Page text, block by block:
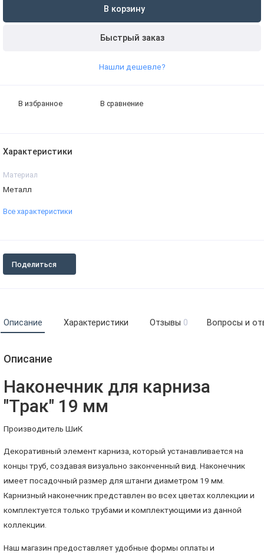
В корзину
Быстрый заказ
Нашли дешевле?
В избранное В сравнение
Характеристики
Материал
Металл
Все характеристики
Поделиться
Описание Характеристики Отзывы 0 Вопросы и
Описание
Наконечник для карниза
"Трак" 19 мм
Производитель ШиК
Декоративный элемент карниза, который устанавливается на
концы труб, создавая визуально законченный вид. Наконечник
имеет посадочный размер для штанги диаметром 19 мм.
Карнизный наконечник представлен во всех цветах коллекции и
комплектуется только трубами и комплектующими из данной
коллекции.
Наш магазин предоставляет удобные формы оплаты и